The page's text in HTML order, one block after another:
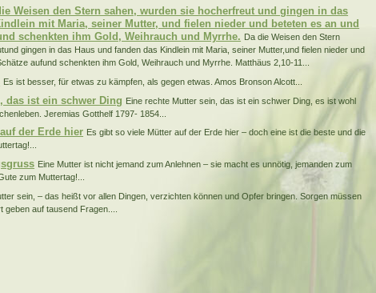
Weisen den Stern sahen, wurden sie hocherfreut und gingen in das
mit Maria, seiner Mutter, und fielen nieder und beteten es an und
schenkten ihm Gold, Weihrauch und Myrrhe. Da die Weisen den Stern
gingen in das Haus und fanden das Kindlein mit Maria, seiner Mutter,und fielen nieder und
aufund schenkten ihm Gold, Weihrauch und Myrrhe. Matthäus 2,10-11...
Es ist besser, für etwas zu kämpfen, als gegen etwas. Amos Bronson Alcott...
das ist ein schwer Ding Eine rechte Mutter sein, das ist ein schwer Ding, es ist wohl
Jeremias Gotthelf 1797- 1854...
der Erde hier Es gibt so viele Mütter auf der Erde hier – doch eine ist die beste und die
Eine Mutter ist nicht jemand zum Anlehnen – sie macht es unnötig, jemanden zum
zum Muttertag!...
sein, – das heißt vor allen Dingen, verzichten können und Opfer bringen. Sorgen müssen
geben auf tausend Fragen....